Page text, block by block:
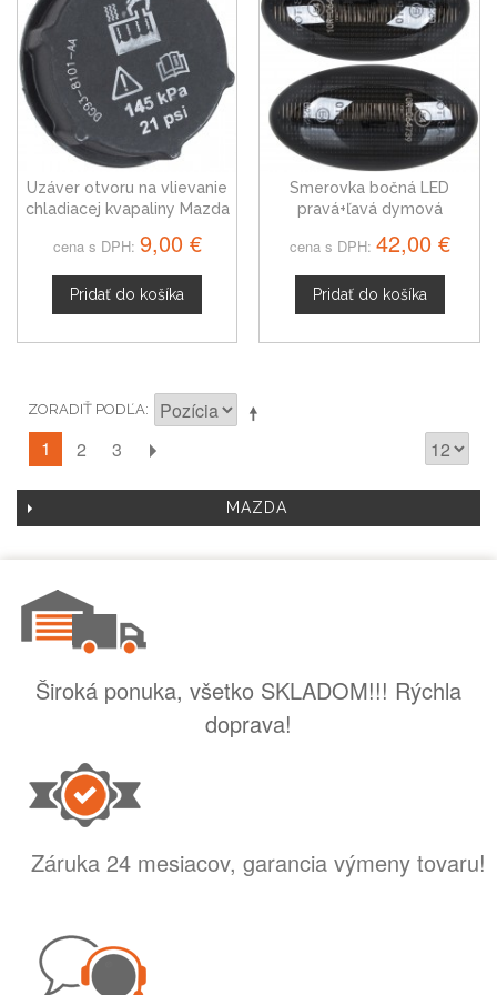
Uzáver otvoru na vlievanie
chladiacej kvapaliny Mazda
cena s DPH: 9,00 €
Pridať do košíka
Smerovka bočná LED
pravá+ľavá dymová
cena s DPH: 42,00 €
Pridať do košíka
ZORADIŤ PODĽA
1 2 3
MAZDA
Široká ponuka, všetko SKLADOM!!! Rýchla
doprava!
Záruka 24 mesiacov, garancia výmeny tovaru!